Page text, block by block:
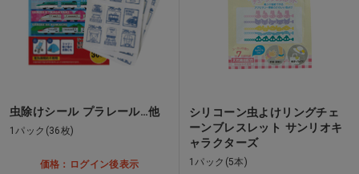
虫除けシール プラレール…他
1パック(36枚)
価格：ログイン後表示
シリコーン虫よけリングチェ
ーンブレスレット サンリオキ
ャラクターズ
1パック(5本)